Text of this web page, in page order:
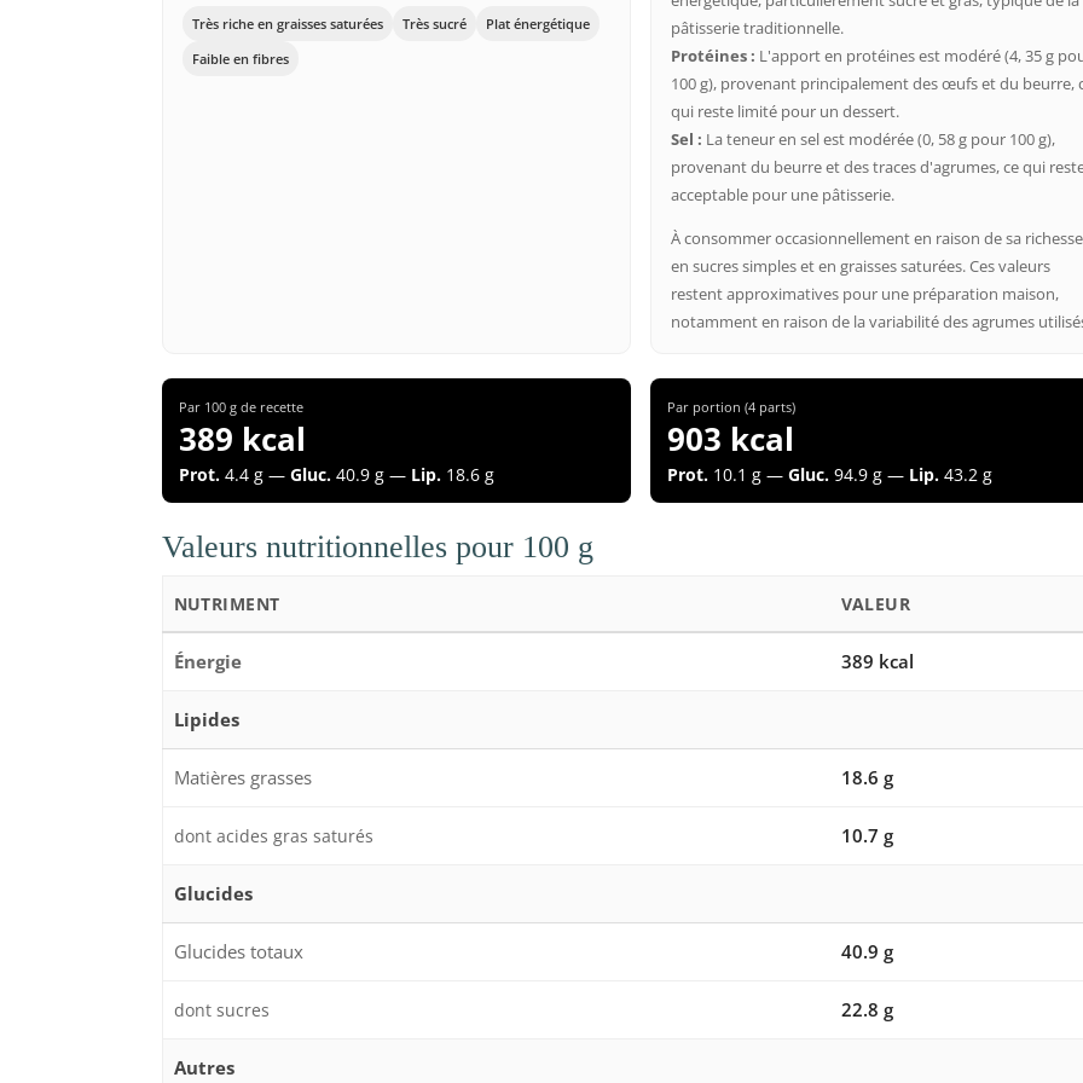
Très riche en graisses saturées Très sucré
Plat énergétique
Faible en fibres
pâtisserie traditionnelle.
Protéines : L'apport en protéines est modéré (4, 35 g
100 g), provenant principalement des œufs et du beurre,
qui reste limité pour un dessert.
Sel : La teneur en sel est modérée (0, 58 g pour 100 g),
provenant du beurre et des traces d'agrumes, ce qui
acceptable pour une pâtisserie.
À consommer occasionnellement en raison de sa richesse
en sucres simples et en graisses saturées. Ces valeurs
restent approximatives pour une préparation maison,
notamment en raison de la variabilité des agrumes
Par 100 g de recette
389 kcal
Prot. 4.4 g —Gluc. 40.9 g — Lip. 18.6 g
Par portion (4 parts)
903 kcal
Prot. 10.1 g —Gluc. 94.9 g — Lip. 43.2 g
Valeurs nutritionnelles pour 100 g
NUTRIMENT VALEUR
Énergie 389 kcal
Lipides
Matières grasses 18.6 g
dont acides gras saturés 10.7 g
Glucides
Glucides totaux 40.9 g
dont sucres 22.8 g
Autres